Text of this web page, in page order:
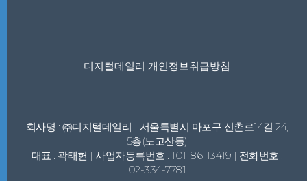
디지털데일리 개인정보취급방침
회사명 : ㈜디지털데일리 | 서울특별시 마포구 신촌로14길 24,
5층(노고산동)
대표 : 곽태헌 | 사업자등록번호 : 101-86-13419 | 전화번호 :
02-334-7781